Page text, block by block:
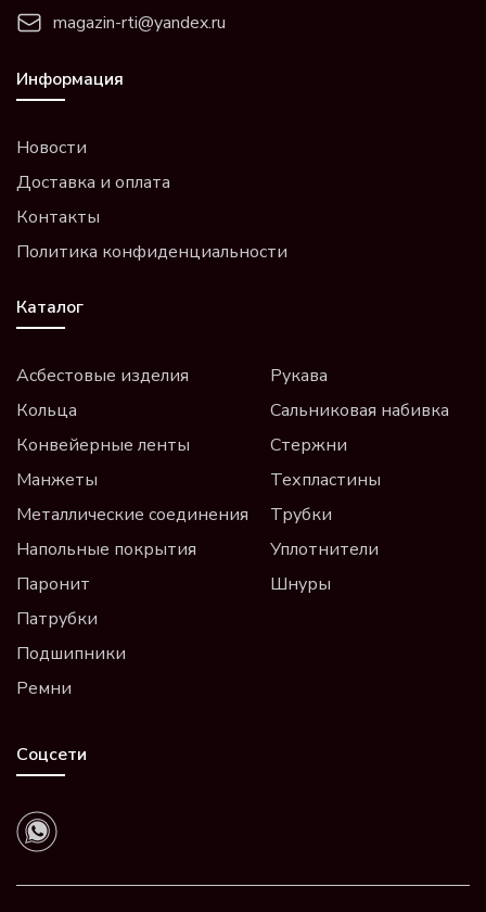
magazin-rti@yandex.ru
Информация
Новости
Доставка и оплата
Контакты
Политика конфиденциальности
Каталог
Асбестовые изделия
Кольца
Конвейерные ленты
Манжеты
Металлические соединения
Напольные покрытия
Паронит
Патрубки
Подшипники
Ремни
Рукава
Сальниковая набивка
Стержни
Техпластины
Трубки
Уплотнители
Шнуры
Соцсети